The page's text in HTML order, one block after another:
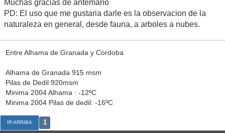
Muchas gracias de antemano
PD: El uso que me gustaria darle es la observacion de la
naturaleza en general, desde fauna, a arboles a nubes.
Entre Alhama de Granada y Cordoba
Alhama de Granada 915 msm
Pilas de Dedil 920msm
Minima 2004 Alhama : -12ºC
Minima 2004 Pilas de dedil: -16ºC
IR ARRIBA 1